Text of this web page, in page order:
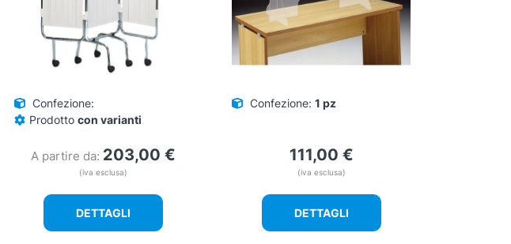
Confezione:
Prodotto con varianti
A partire da: 203,00 €
(iva esclusa)
DETTAGLI
Confezione: 1 pz
111,00 €
(iva esclusa)
DETTAGLI